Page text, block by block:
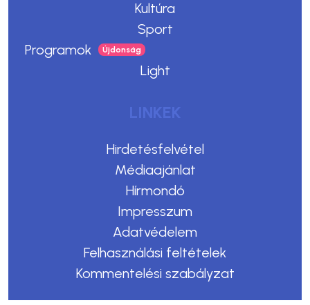
Kultúra
Sport
Programok
Light
LINKEK
Hirdetésfelvétel
Médiaajánlat
Hírmondó
Impresszum
Adatvédelem
Felhasználási feltételek
Kommentelési szabályzat